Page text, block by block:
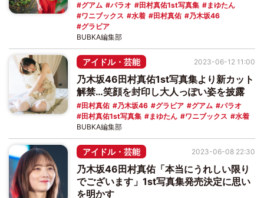
グアム パラオ 田村真佑1st写真集
まゆたん
ワニブックス
水着 田村真佑
乃木坂46
グラビア
BUBKA編集部
アイドル・芸能
乃木坂46田村真佑1st写真集より新カット
解禁…笑顔を封印し大人っぽい姿を披露
田村真佑 乃木坂46 グラビア グアム
パラオ
田村真佑1st写真集
まゆたん ワニブックス 水着
2023-06-12 11:00
BUBKA編集部
アイドル・芸能
乃木坂46田村真佑「本当にうれしい限り
でございます」1st写真集発売決定に思い
を明かす
2023-06-08 22:30